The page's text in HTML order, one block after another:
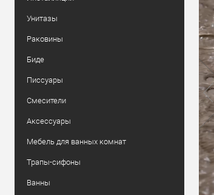
Унитазы
Раковины
Биде
Писсуары
Смесители
Аксессуары
Мебель для ванных комнат
Трапы-сифоны
Ванны